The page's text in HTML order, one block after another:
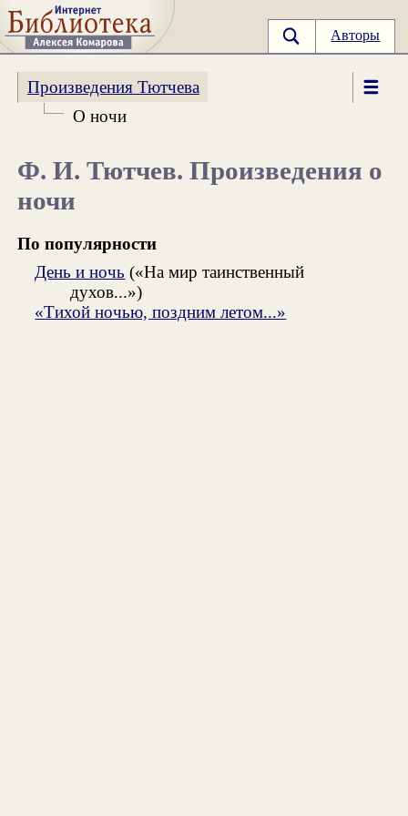
Авторы
Произведения Тютчева
О ночи
Ф. И. Тютчев. Произведения о
ночи
По популярности
День и ночь («На мир таинственный
духов...»)
«Тихой ночью, поздним летом...»